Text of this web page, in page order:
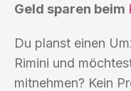
Geld sparen beim
Du planst einen
Rimini und
mitnehmen? Kein